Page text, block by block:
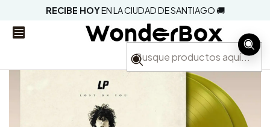
RECIBE HOYEN LA CIUDAD DE SANTIAGO 🚚